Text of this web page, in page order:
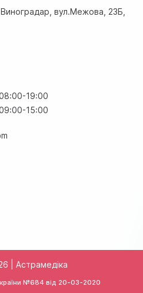
Виноградар, вул.Межова, 23Б,
19:00
15:00
| Астрамедіка
№684 від 20-03-2020